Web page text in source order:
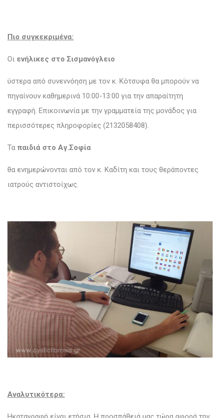
Πιο συγκεκριμένα:
Οι ενήλικες στο Σισμανόγλειο
ύστερα από συνεννόηση με τον κ. Κότσυφα θα μπορούν να
πηγαίνουν καθημερινά 10:00-13:00 για την απαραίτητη
εγγραφή. Επικοινωνία με την γραμματεία της μονάδος για
περισσότερες πληροφορίες (2132058408).
Τα παιδιά στο Αγ.Σοφία
θα ενημερώνονται από τον κ. Καδίτη και τους θεράποντες
ιατρούς αντιστοίχως.
Αναλυτικότερα: